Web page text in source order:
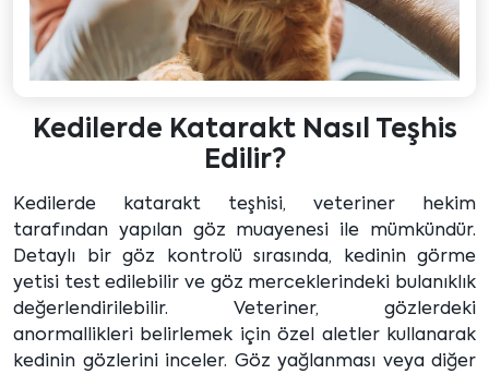
Kedilerde Katarakt Nasıl Teşhis
Edilir?
Kedilerde katarakt teşhisi, veteriner hekim
tarafından yapılan göz muayenesi ile mümkündür.
Detaylı bir göz kontrolü sırasında, kedinin görme
yetisi test edilebilir ve göz merceklerindeki bulanıklık
değerlendirilebilir. Veteriner, gözlerdeki
anormallikleri belirlemek için özel aletler kullanarak
kedinin gözlerini inceler. Göz yağlanması veya diğer